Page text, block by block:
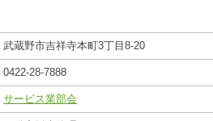
武蔵野市吉祥寺本町3丁目8-20
0422-28-7888
サービス業部会